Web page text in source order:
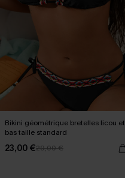
Bikini géométrique bretelles licou et
bas taille standard
23,00 €29,00 €